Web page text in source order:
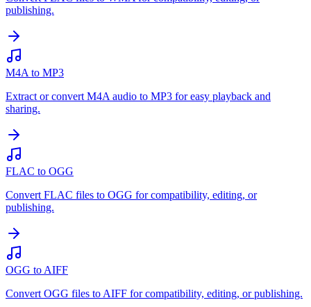
publishing.
M4A to MP3
Extract or convert M4A audio to MP3 for easy playback and
sharing.
FLAC to OGG
Convert FLAC files to OGG for compatibility, editing, or
publishing.
OGG to AIFF
Convert OGG files to AIFF for compatibility, editing, or publishing.